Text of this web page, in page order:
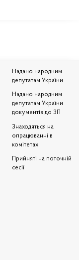
Надано народним
депутатам України
Надано народним
депутатам України
документів до ЗП
Знаходяться на
опрацюванні в
комітетах
Прийняті на поточній
сесії